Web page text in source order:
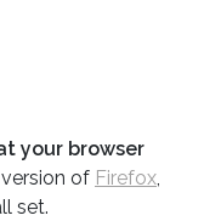
your browser
of Firefox,
set.